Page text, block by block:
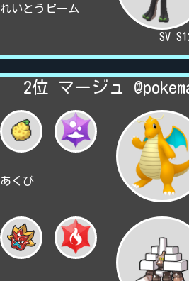
れいとうビーム
SV
2位 マージュ
あくび